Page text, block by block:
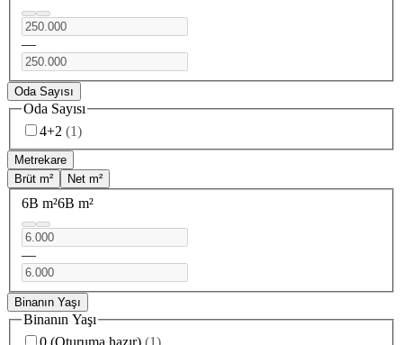
—
Oda Sayısı
Oda Sayısı
4+2 (1)
Metrekare
Brüt m²
Net m²
6B m²6B m²
—
Binanın Yaşı
Binanın Yaşı